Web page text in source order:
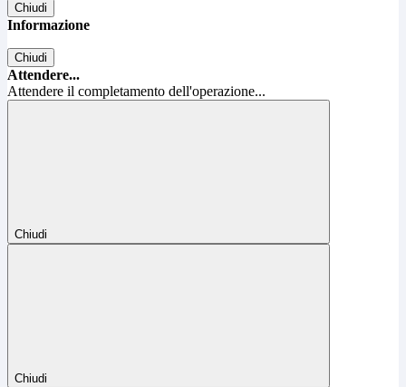
Chiudi
Informazione
Chiudi
Attendere...
Attendere il completamento dell'operazione...
Chiudi
Chiudi